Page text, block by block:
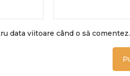
data viitoare când o să comentez.